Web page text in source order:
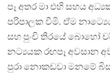
පෑ අතර මා එහි සහය
පරිපාලක වීමි. ඒම
සහ පුංචි තිරයේ බොහෝ
නට්‍යයක රඟපෑ අවසාන
පුරා නොකඩවා මනමේ